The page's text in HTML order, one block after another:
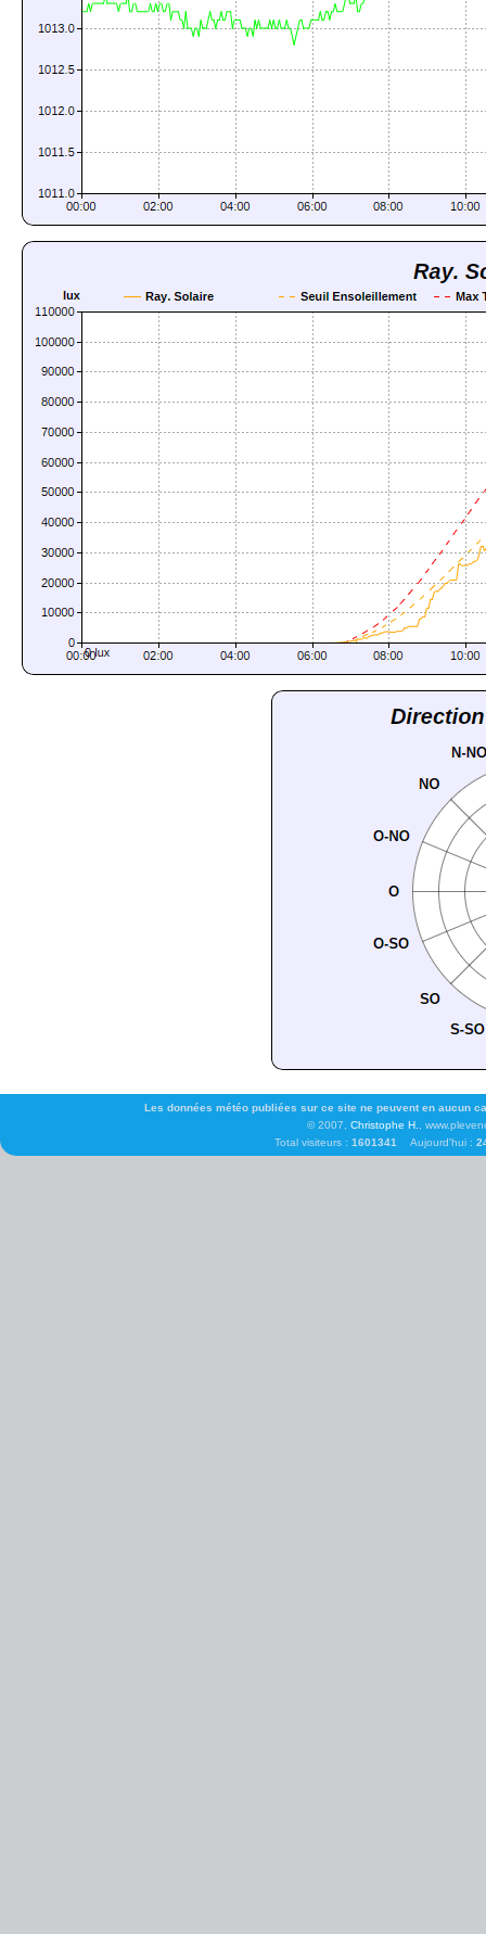
Les données météo publiées sur ce site ne peuvent en aucun
© 2007,Christophe H.,
Total visiteurs : 1601341 Aujourd'hui :